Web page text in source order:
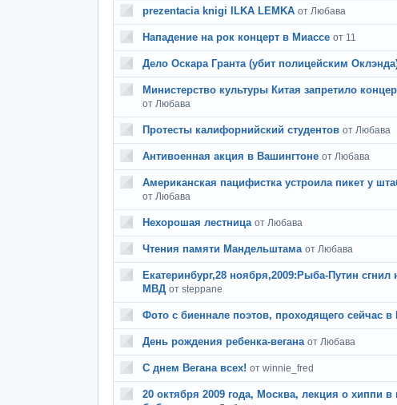
prezentacia knigi ILKA LEMKA от Любава
Нападение на рок концерт в Миассе от 11
Дело Оскара Гранта (убит полицейским
Министерство культуры Китая запретило
от Любава
Протесты калифорнийский студентов от Любава
Антивоенная акция в Вашингтоне от Любава
Американская пацифистка устроила пикет у
от Любава
Нехорошая лестница от Любава
Чтения памяти Мандельштама от Любава
Екатеринбург,28 ноября,2009:Рыба-Путин
МВД от steppane
Фото с биеннале поэтов, проходящего сейчас в
День рождения ребенка-вегана от Любава
С днем Вегана всех! от winnie_fred
20 октября 2009 года, Москва, лекция о хиппи